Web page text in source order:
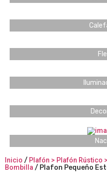
Inicio / Plafón > Plafón Rústico
Bombilla/ Plafon Pequeño